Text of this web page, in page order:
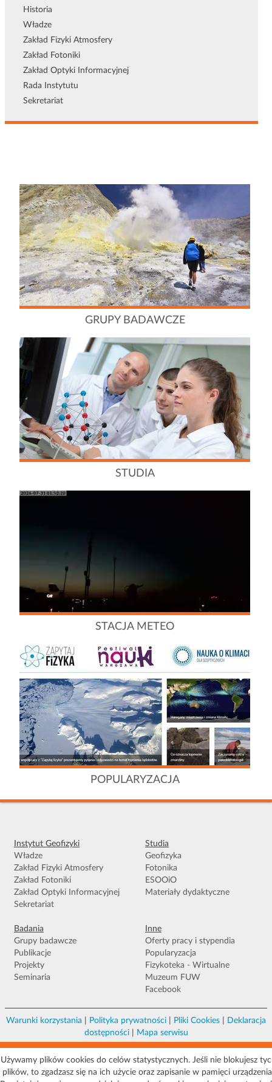
Historia
Władze
Zakład Fizyki Atmosfery
Zakład Fotoniki
Zakład Optyki Informacyjnej
Rada Instytutu
Sekretariat
GRUPY BADAWCZE
STUDIA
STACJA METEO
POPULARYZACJA
Instytut Geofizyki
Władze
Zakład Fizyki Atmosfery
Zakład Fotoniki
Zakład Optyki Informacyjnej
Sekretariat
Studia
Geofizyka
Fotonika
ESOOiO
Materiały dydaktyczne
Badania
Grupy badawcze
Publikacje
Projekty
Seminaria
Inne
Oferty pracy i stypendia
Popularyzacja
Fizykoteka - Wirtualne
Muzeum FUW
Facebook
Warunki korzystania Polityka prywatności Pliki Cookies
Deklaracja
dostępności| Mapa serwisu
02-093 Warszawa
Używamy plików cookies do celów statystycznych. Jeśli nie blokujesz
plików, to zgadzasz się na ich użycie oraz zapisanie w pamięci